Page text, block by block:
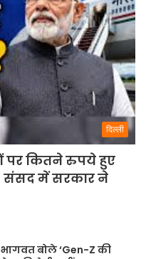
दिल्ली
पर कितने रुपये हुए
संसद में सरकार ने
बोले ‘Gen-Z की